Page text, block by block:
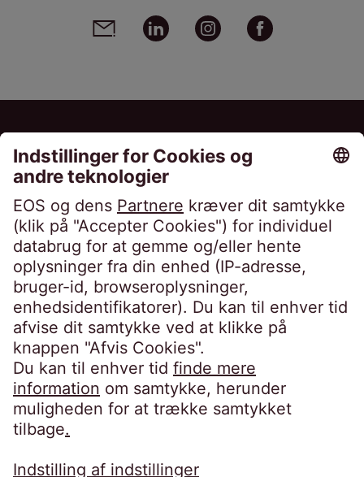
Social media links - share article
Email Linkedin Instagram
EOS Holding GmbH
Steindamm 71
20099 Hamburg
Germany
crossborder@eos-solutions.com